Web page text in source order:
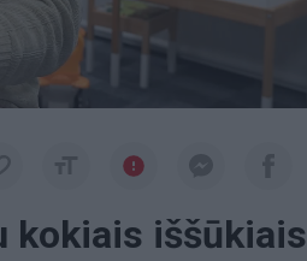
kokiais iššūkiais